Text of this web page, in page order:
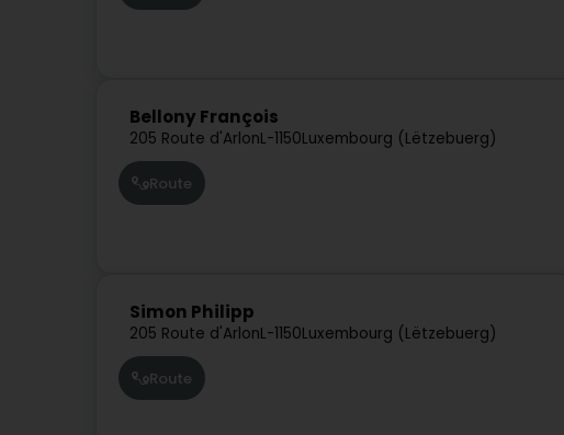
Bellony François
205 Route d'ArlonL-1150Luxembourg (Lëtzebuerg)
Route
Simon Philipp
205 Route d'ArlonL-1150Luxembourg (Lëtzebuerg)
Route